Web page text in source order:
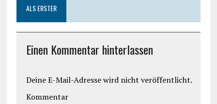
ALS ERSTER
Einen Kommentar hinterlassen
Deine E-Mail-Adresse wird nicht veröffentlicht.
Kommentar